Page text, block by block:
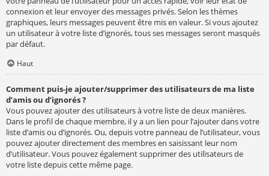
connexion et leur envoyer des messages privés. Selon les thèmes
graphiques, leurs messages peuvent être mis en valeur. Si vous ajoutez
un utilisateur à votre liste d’ignorés, tous ses messages seront masqués
par défaut.
Haut
Comment puis-je ajouter/supprimer des utilisateurs de ma liste
d’amis ou d’ignorés ?
Vous pouvez ajouter des utilisateurs à votre liste de deux manières.
Dans le profil de chaque membre, il y a un lien pour l’ajouter dans votre
liste d’amis ou d’ignorés. Ou, depuis votre panneau de l’utilisateur, vous
pouvez ajouter directement des membres en saisissant leur nom
d’utilisateur. Vous pouvez également supprimer des utilisateurs de
votre liste depuis cette même page.